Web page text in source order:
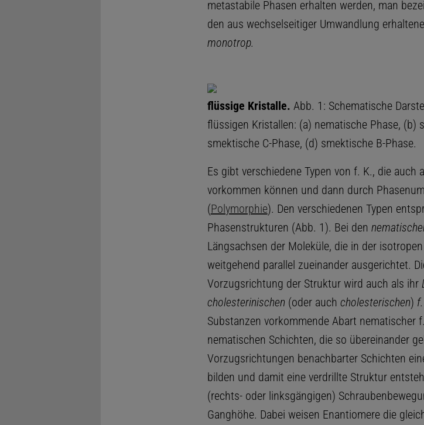
metastabile Phasen erhalten werden, man
den aus wechselseitiger Umwandlung
monotrop.
flüssige Kristalle. Abb. 1: Schematische
flüssigen Kristallen: (a) nematische Phase, (b)
smektische C-Phase, (d) smektische B-Phase.
Es gibt verschiedene Typen von f. K., die auch
vorkommen können und dann durch
(Polymorphie). Den verschiedenen Typen
Phasenstrukturen (Abb. 1). Bei den
Längsachsen der Moleküle, die in der
weitgehend parallel zueinander ausgerichtet.
Vorzugsrichtung der Struktur wird auch als ihr
cholesterinischen (oder auch cholesterischen)
Substanzen vorkommende Abart nematischer
nematischen Schichten, die so übereinander
Vorzugsrichtungen benachbarter Schichten
bilden und damit eine verdrillte Struktur
(rechts- oder linksgängigen)
Ganghöhe. Dabei weisen Enantiomere die